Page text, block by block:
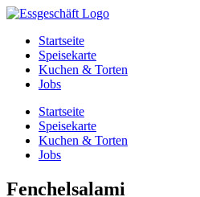
Startseite
Speisekarte
Kuchen & Torten
Jobs
Startseite
Speisekarte
Kuchen & Torten
Jobs
Fenchelsalami